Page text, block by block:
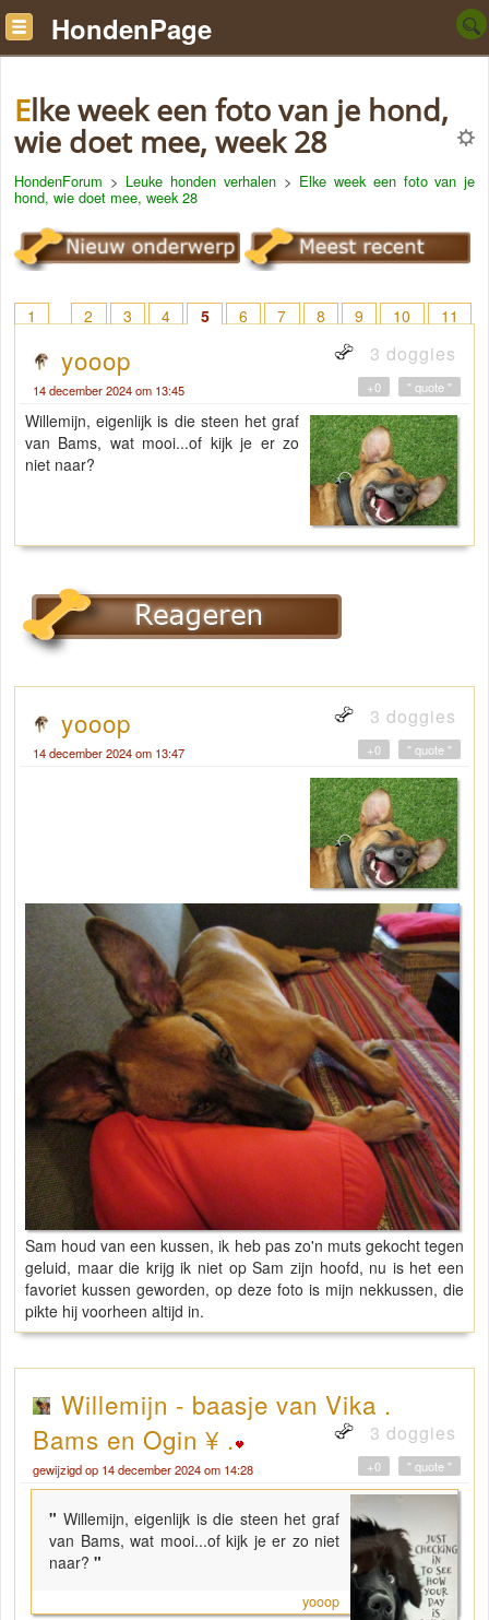
HondenPage
Elke week een foto van je hond,
wie doet mee, week 28
HondenForum > Leuke honden verhalen> Elke week een foto van je
hond, wie doet mee, week 28
1 2 3 4 5 6 7 8 9 10
11
> 23
yooop 3 doggies
14 december 2024 om 13:45 " quote "
+0
Willemijn, eigenlijk is die steen het graf
van Bams, wat mooi...of kijk je er zo
niet naar?
yooop 3 doggies
14 december 2024 om 13:47 " quote "
+0
Sam houd van een kussen, ik heb pas zo'n muts gekocht tegen
geluid, maar die krijg ik niet op Sam zijn hoofd, nu is het een
favoriet kussen geworden, op deze foto is mijn nekkussen, die
pikte hij voorheen altijd in.
Willemijn - baasje van Vika .
Bams en Ogin ¥ .
3 doggies
gewijzigd op 14 december 2024 om 14:28 " quote "
+0
" Willemijn, eigenlijk is die steen het graf
van Bams, wat mooi...of kijk je er zo niet
naar? "
yooop